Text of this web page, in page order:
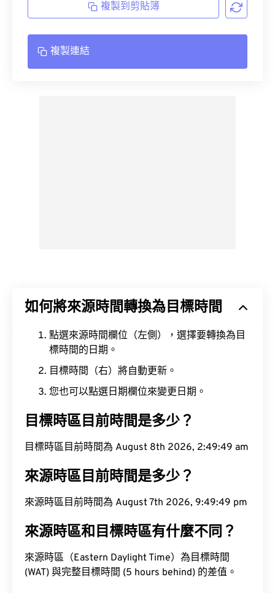
複製到剪貼簿
複製連結
如何將來源時間轉換為目標時間
點選來源時間欄位（左側），選擇要轉換為目
標時間的日期。
目標時間（右）將自動更新。
您也可以點選日期欄位來變更日期。
目標時區目前時間是多少？
目標時區目前時間為 August 8th 2026, 2:49:50 am
來源時區目前時間是多少？
來源時區目前時間為 August 7th 2026, 9:49:50 pm
來源時區和目標時區有什麼不同？
來源時區（Eastern Daylight Time）為目標時間
(WAT) 與完整目標時間 (5 hours behind) 的差值。